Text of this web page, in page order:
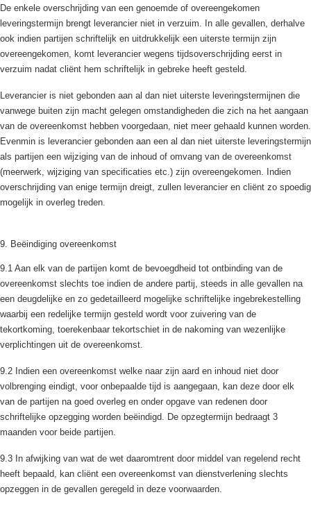
De enkele overschrijding van een genoemde of overeengekomen
leveringstermijn brengt leverancier niet in verzuim. In alle gevallen, derhalve
ook indien partijen schriftelijk en uitdrukkelijk een uiterste termijn zijn
overeengekomen, komt leverancier wegens tijdsoverschrijding eerst in
verzuim nadat cliënt hem schriftelijk in gebreke heeft gesteld.
Leverancier is niet gebonden aan al dan niet uiterste leveringstermijnen die
vanwege buiten zijn macht gelegen omstandigheden die zich na het aangaan
van de overeenkomst hebben voorgedaan, niet meer gehaald kunnen worden.
Evenmin is leverancier gebonden aan een al dan niet uiterste leveringstermijn
als partijen een wijziging van de inhoud of omvang van de overeenkomst
(meerwerk, wijziging van specificaties etc.) zijn overeengekomen. Indien
overschrijding van enige termijn dreigt, zullen leverancier en cliënt zo spoedig
mogelijk in overleg treden.
9. Beëindiging overeenkomst
9.1 Aan elk van de partijen komt de bevoegdheid tot ontbinding van de
overeenkomst slechts toe indien de andere partij, steeds in alle gevallen na
een deugdelijke en zo gedetailleerd mogelijke schriftelijke ingebrekestelling
waarbij een redelijke termijn gesteld wordt voor zuivering van de
tekortkoming, toerekenbaar tekortschiet in de nakoming van wezenlijke
verplichtingen uit de overeenkomst.
9.2 Indien een overeenkomst welke naar zijn aard en inhoud niet door
volbrenging eindigt, voor onbepaalde tijd is aangegaan, kan deze door elk
van de partijen na goed overleg en onder opgave van redenen door
schriftelijke opzegging worden beëindigd. De opzegtermijn bedraagt 3
maanden voor beide partijen.
9.3 In afwijking van wat de wet daaromtrent door middel van regelend recht
heeft bepaald, kan cliënt een overeenkomst van dienstverlening slechts
opzeggen in de gevallen geregeld in deze voorwaarden.